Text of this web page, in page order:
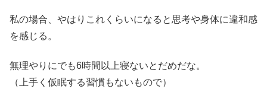
私の場合、やはりこれくらいになると思考や身体に違和感
を感じる。
無理やりにでも6時間以上寝ないとだめだな。
（上手く仮眠する習慣もないもので）